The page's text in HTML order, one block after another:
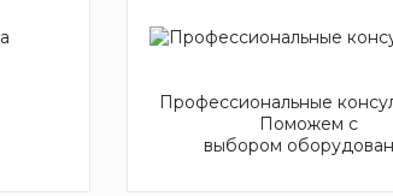
Профессиональные
Поможем с
выбором